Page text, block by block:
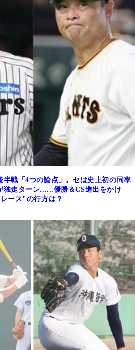
戦「4つの論点」。セは史上初の同率
独走ターン......優勝＆CS進出をかけ
ース"の行方は？